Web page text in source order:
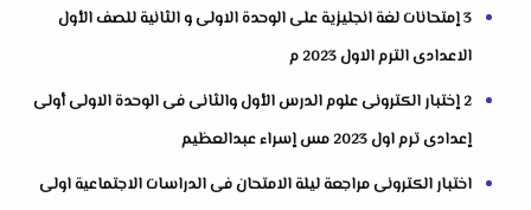
3 إمتحانات لغة انجليزية على الوحدة الاولى و الثانية للصف الأول
الاعدادى الترم الاول 2023 م
2 إختبار الكترونى علوم الدرس الأول والثانى فى الوحدة الاولى أولى
إعدادى ترم اول 2023 مس إسراء عبدالعظيم
اختبار الكترونى مراجعة ليلة الامتحان فى الدراسات الاجتماعية اولى